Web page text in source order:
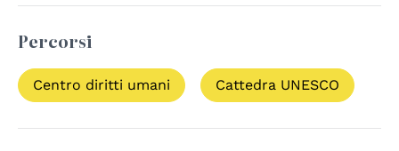
Percorsi
Centro diritti umani Cattedra UNESCO